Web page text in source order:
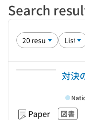
Search
対決
Paper 図書